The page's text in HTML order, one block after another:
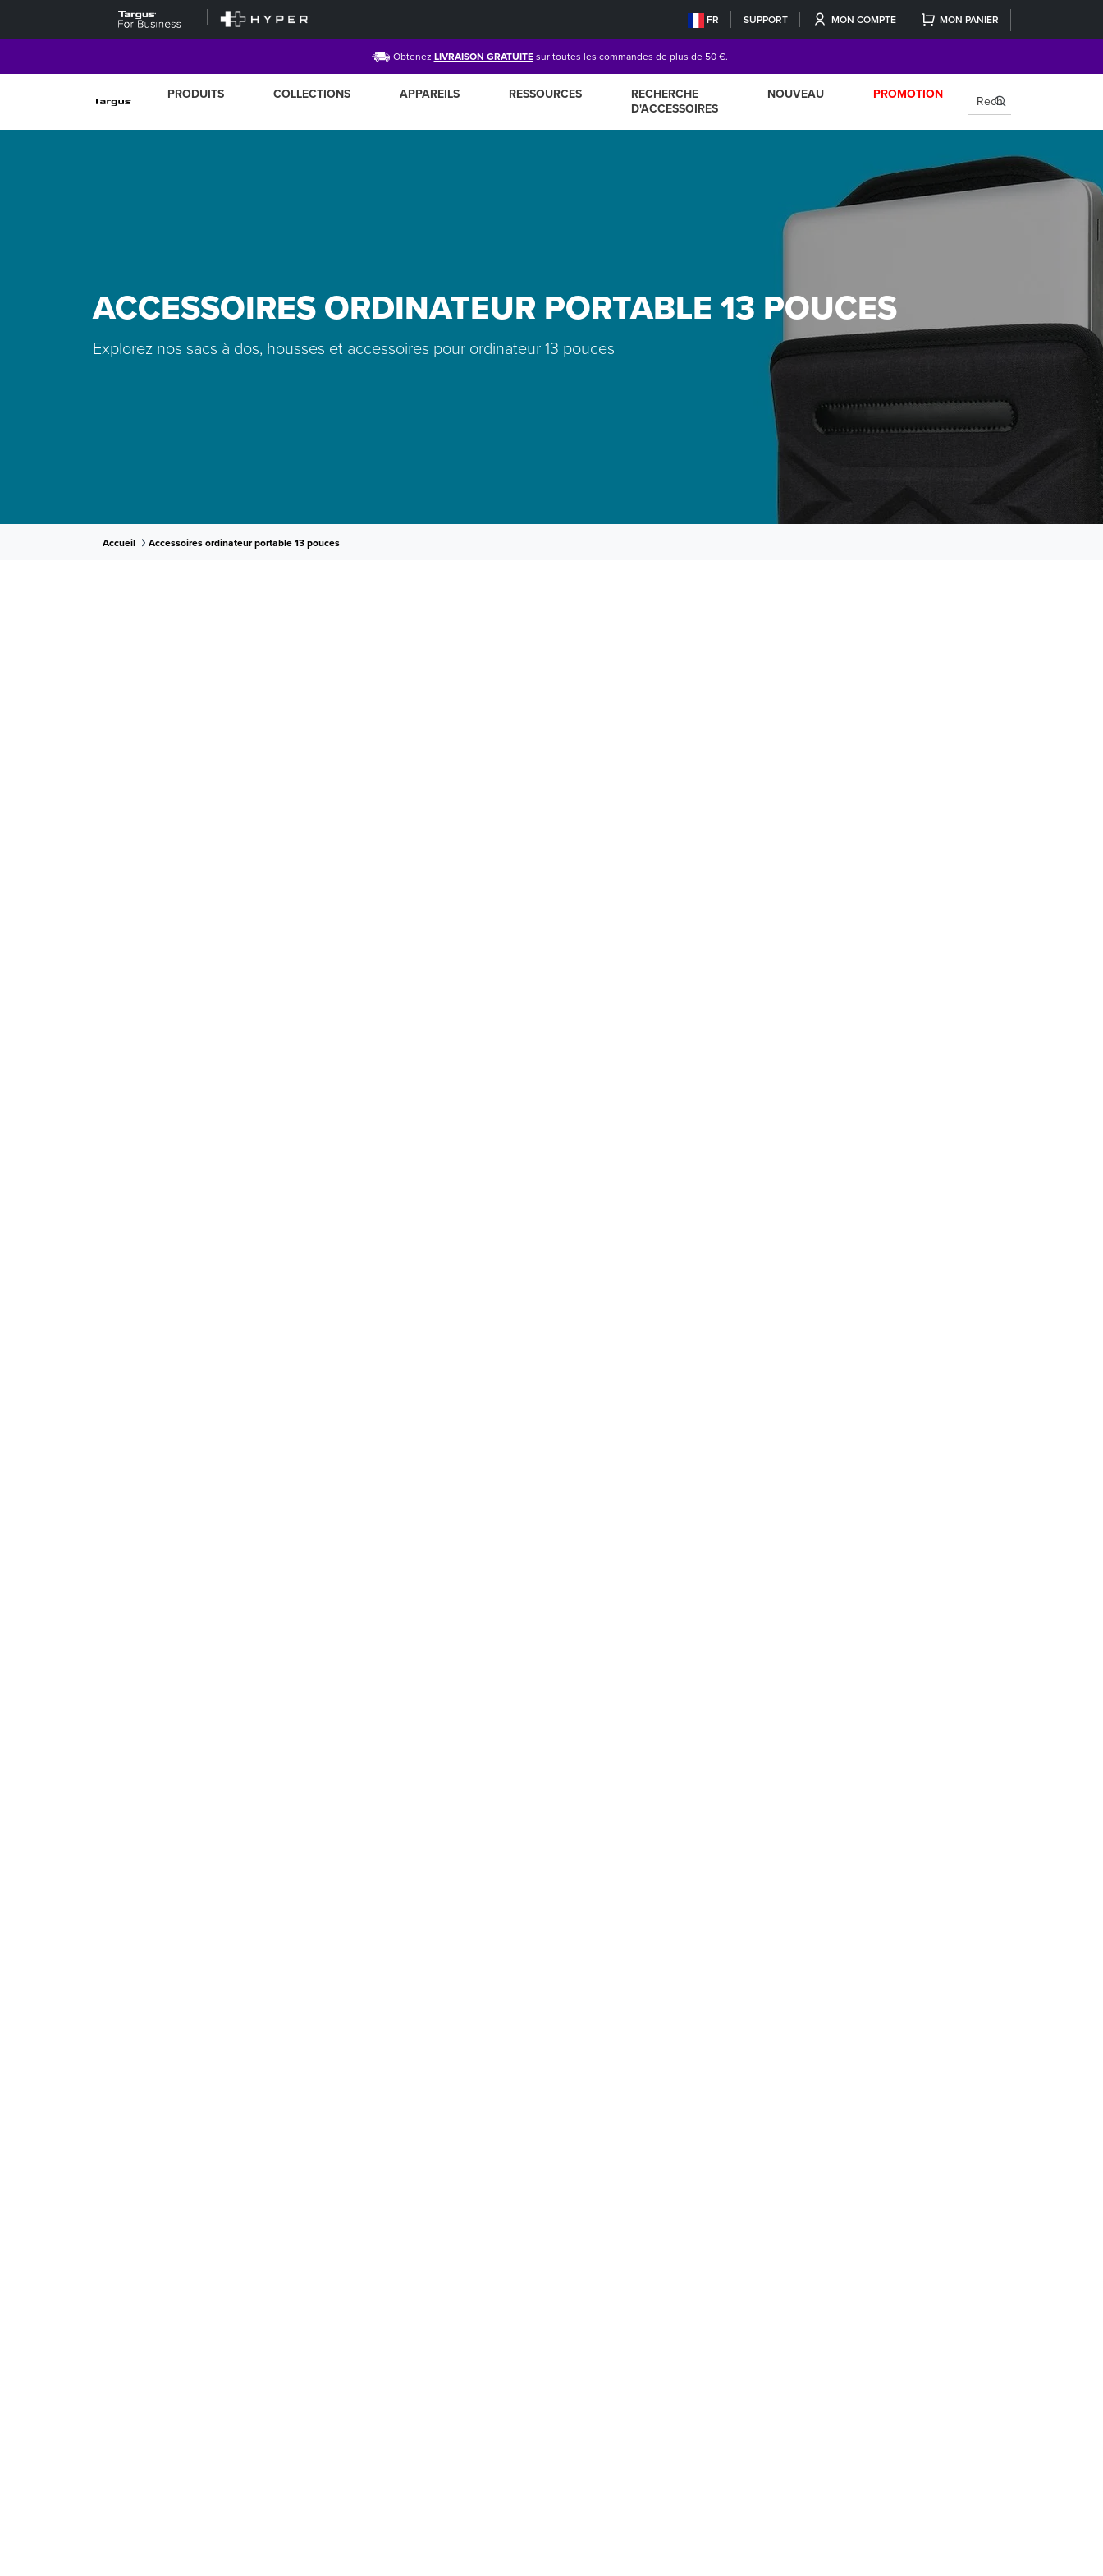
FR SUPPORT MON COMPTE MON PANIER
Obtenez LIVRAISON GRATUITE sur toutes les commandes de plus de 50 €.
PRODUITS COLLECTIONS APPAREILS RESSOURCES
RECHERCHE
D'ACCESSOIRES
NOUVEAU PROMOTION
×
ACCESSOIRES ORDINATEUR PORTABLE 13 POUCES
Explorez nos sacs à dos, housses et accessoires pour ordinateur 13 pouces
Accueil Accessoires ordinateur portable 13 pouces